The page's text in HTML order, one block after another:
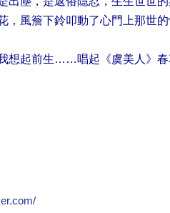
，風簷下鈴叩動了心門上那世
想起前生……唱起《虞美人》